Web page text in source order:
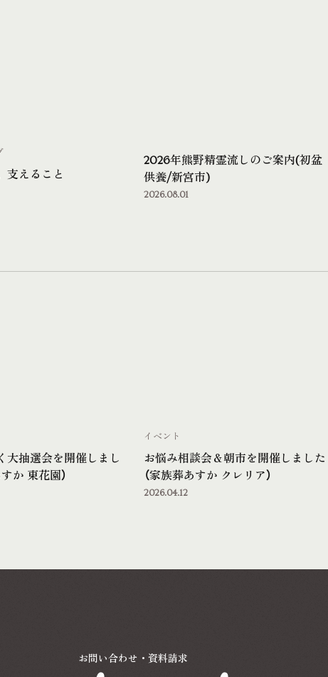
支えること
2026年熊野精霊流しのご案内(初盆
供養/新宮市)
2026.08.01
大抽選会を開催しまし
か 東花園）
お悩み相談会＆朝市を開催しました
（家族葬あすか クレリア）
イベント
2026.04.12
お問い合わせ・資料請求